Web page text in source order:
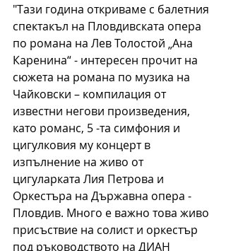
"Тази година откриваме с балетния
спектакъл на Пловдивската опера
по романа на Лев Толостой „Ана
Каренина“ - интересен прочит на
сюжета на романа по музика на
Чайковски – компилация от
известни негови произведения,
като романс, 5 -та симфония и
цигулковия му концерт в
изпълнение на живо от
цигуларката Лия Петрова и
Оркестъра на Държавна опера -
Пловдив. Много е важно това живо
присъствие на солист и оркестър
под ръководството на ДИАН